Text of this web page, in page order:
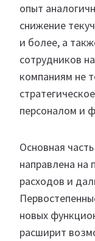
опыт
снижение
и более, а
сотрудников
компаниям не
персоналом и
Основная
направлена
расходов и
новых
расширит